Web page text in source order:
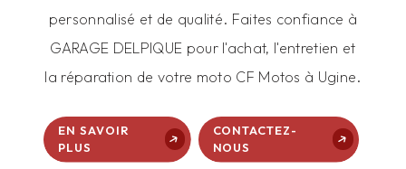
personnalisé et de qualité. Faites confiance à
GARAGE DELPIQUE pour l'achat, l'entretien et
la réparation de votre moto CF Motos à Ugine.
EN SAVOIR
PLUS
CONTACTEZ-
NOUS